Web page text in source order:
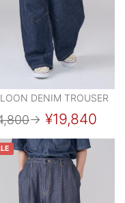
DENIM TROUSER
→ ¥19,840